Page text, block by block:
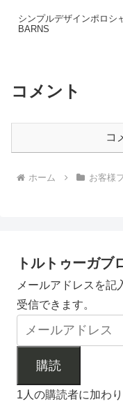
シンプルデザインポロシ
BARNS
コメント
コ
ホーム お客様
トルトゥーガブ
メールアドレスを記
受信できます。
購読
1人の購読者に加わ